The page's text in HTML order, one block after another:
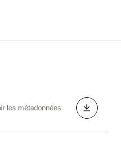
les métadonnées